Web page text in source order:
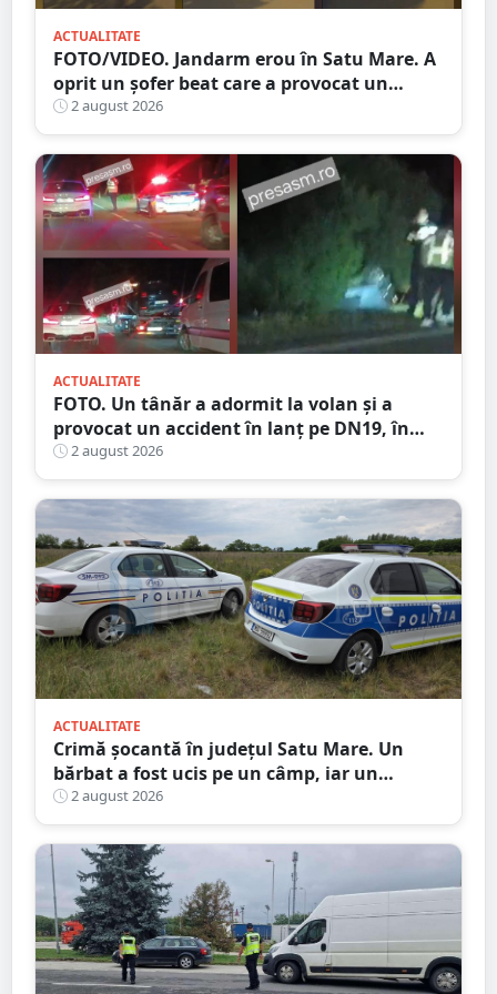
ACTUALITATE
FOTO/VIDEO. Jandarm erou în Satu Mare. A
oprit un șofer beat care a provocat un
accident
2 august 2026
ACTUALITATE
FOTO. Un tânăr a adormit la volan și a
provocat un accident în lanț pe DN19, în
județul Satu Mare
2 august 2026
ACTUALITATE
Crimă șocantă în județul Satu Mare. Un
bărbat a fost ucis pe un câmp, iar un
adolescent este în custodia poliției
2 august 2026